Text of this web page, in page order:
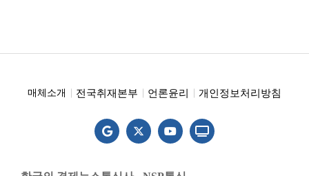
매체소개 전국취재본부 언론윤리 개인정보처리방침